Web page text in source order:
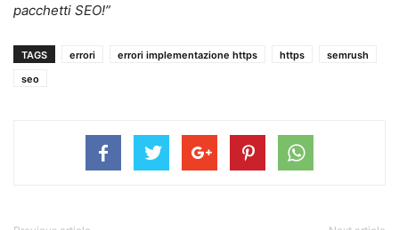
pacchetti SEO!”
TAGS errori errori implementazione https https
semrush
seo